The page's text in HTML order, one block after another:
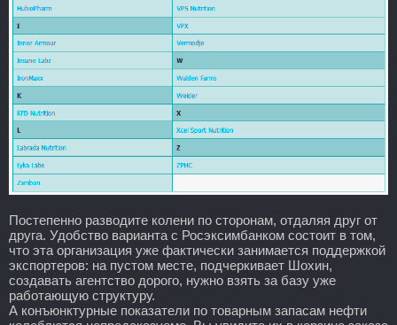
Постепенно разводите колени по сторонам, отдаляя друг от
друга. Удобство варианта с Росэксимбанком состоит в том,
что эта организация уже фактически занимается поддержкой
экспортеров: на пустом месте, подчеркивает Шохин,
создавать агентство дорого, нужно взять за базу уже
работающую структуру.
А конъюнктурные показатели по товарным запасам нефти